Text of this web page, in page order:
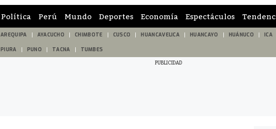
Política Perú Mundo Deportes Economía Espectáculos
AREQUIPA AYACUCHO CHIMBOTE CUSCO HUANCAVELICA HUANCAYO HUÁNUCO ICA
PIURA PUNO TACNA TUMBES